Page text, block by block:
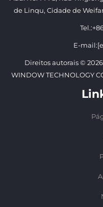
de Linqu, Cidade de
Tel.:
E-mail:
Direitos autorais ©
WINDOW TECHNOLOGY